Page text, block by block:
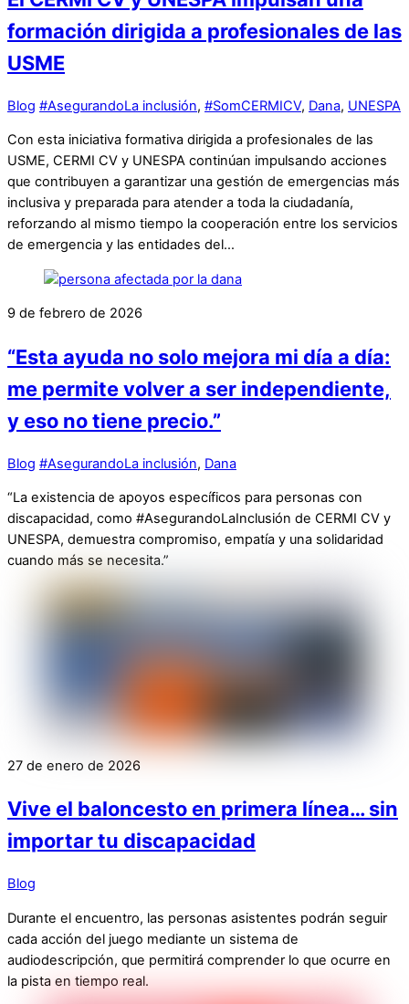
formación dirigida a profesionales de las
USME
Blog #AsegurandoLa inclusión, #SomCERMICV, Dana, UNESPA
Con esta iniciativa formativa dirigida a profesionales de las
USME, CERMI CV y UNESPA continúan impulsando acciones
que contribuyen a garantizar una gestión de emergencias más
inclusiva y preparada para atender a toda la ciudadanía,
reforzando al mismo tiempo la cooperación entre los servicios
de emergencia y las entidades del…
9 de febrero de 2026
“Esta ayuda no solo mejora mi día a día:
me permite volver a ser independiente,
y eso no tiene precio.”
Blog #AsegurandoLa inclusión, Dana
“La existencia de apoyos específicos para personas con
discapacidad, como #AsegurandoLaInclusión de CERMI CV y
UNESPA, demuestra compromiso, empatía y una solidaridad
cuando más se necesita.”
27 de enero de 2026
Vive el baloncesto en primera línea… sin
importar tu discapacidad
Blog
Durante el encuentro, las personas asistentes podrán seguir
cada acción del juego mediante un sistema de
audiodescripción, que permitirá comprender lo que ocurre en
la pista en tiempo real.